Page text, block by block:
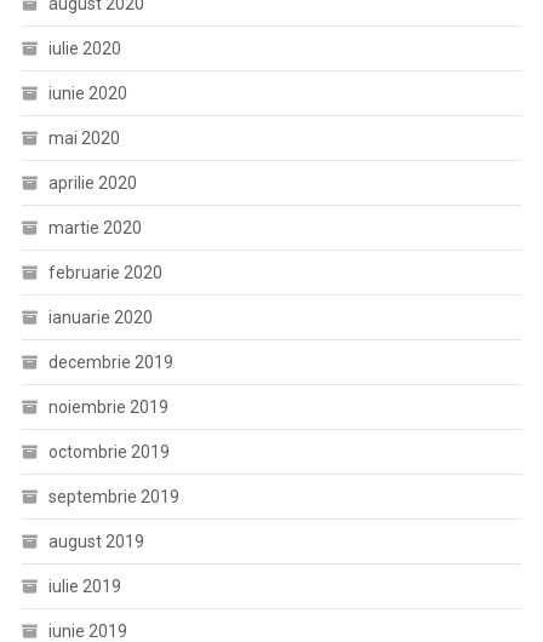
iulie 2020
iunie 2020
mai 2020
aprilie 2020
martie 2020
februarie 2020
ianuarie 2020
decembrie 2019
noiembrie 2019
octombrie 2019
septembrie 2019
august 2019
iulie 2019
iunie 2019